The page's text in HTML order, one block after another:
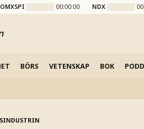
OMXSPI 00:00:00 NDX
BÖRS VETENSKAP BOK PODD